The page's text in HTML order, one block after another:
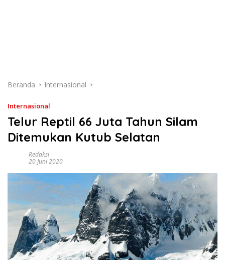
Beranda Internasional
Internasional
Telur Reptil 66 Juta Tahun Silam
Ditemukan Kutub Selatan
Redaksi
20 Juni 2020